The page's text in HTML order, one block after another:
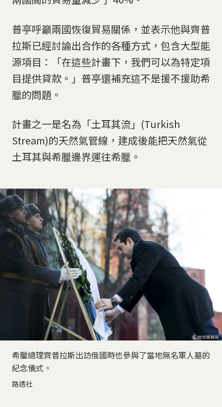
普亭呼籲兩國恢復貿易關係，並表示他與齊普
拉斯已經討論出合作的各種方式，包含大型能
源項目：「在這些計畫下，我們可以為特定項
目提供貸款。」普亭還補充這不是援不援助希
臘的問題。
計畫之一是名為「土耳其流」(Turkish
Stream)的天然氣管線，建成後能把天然氣從
土耳其與希臘邊界運往希臘。
希臘總理齊普拉斯出訪俄國時也參與了當地無名軍人墓的
紀念儀式。
路透社